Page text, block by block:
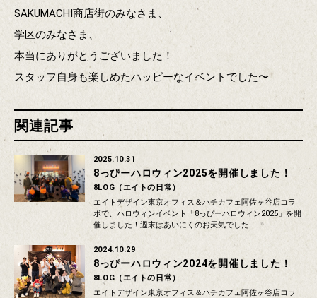
SAKUMACHI商店街のみなさま、
学区のみなさま、
本当にありがとうございました！
スタッフ自身も楽しめたハッピーなイベントでした〜
関連記事
2025.10.31
8っぴーハロウィン2025を開催しました！
8LOG（エイトの日常）
エイトデザイン東京オフィス＆ハチカフェ阿佐ヶ谷店コラ
ボで、ハロウィンイベント「8っぴーハロウィン2025」を開
催しました！週末はあいにくのお天気でした…
2024.10.29
8っぴーハロウィン2024を開催しました！
8LOG（エイトの日常）
エイトデザイン東京オフィス＆ハチカフェ阿佐ヶ谷店コラ